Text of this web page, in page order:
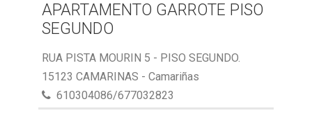
APARTAMENTO GARROTE PISO
SEGUNDO
RUA PISTA MOURIN 5 - PISO SEGUNDO.
15123 CAMARINAS - Camariñas
610304086/677032823